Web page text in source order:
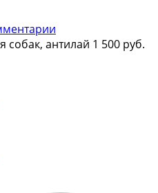
собак, антилай 1 500 руб.